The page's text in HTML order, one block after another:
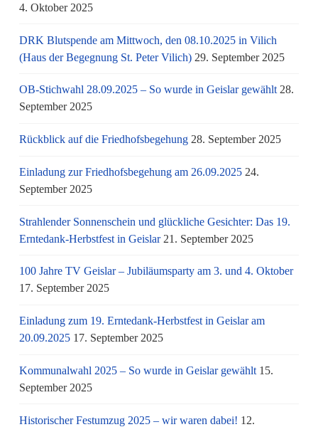
4. Oktober 2025
DRK Blutspende am Mittwoch, den 08.10.2025 in Vilich
(Haus der Begegnung St. Peter Vilich) 29. September 2025
OB-Stichwahl 28.09.2025 – So wurde in Geislar gewählt 28.
September 2025
Rückblick auf die Friedhofsbegehung 28. September 2025
Einladung zur Friedhofsbegehung am 26.09.2025 24.
September 2025
Strahlender Sonnenschein und glückliche Gesichter: Das 19.
Erntedank-Herbstfest in Geislar 21. September 2025
100 Jahre TV Geislar – Jubiläumsparty am 3. und 4. Oktober
17. September 2025
Einladung zum 19. Erntedank-Herbstfest in Geislar am
20.09.2025 17. September 2025
Kommunalwahl 2025 – So wurde in Geislar gewählt 15.
September 2025
Historischer Festumzug 2025 – wir waren dabei! 12.